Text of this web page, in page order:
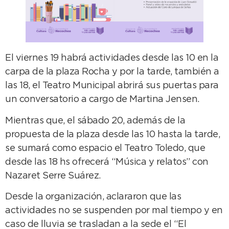
El viernes 19 habrá actividades desde las 10 en la
carpa de la plaza Rocha y por la tarde, también a
las 18, el Teatro Municipal abrirá sus puertas para
un conversatorio a cargo de Martina Jensen.
Mientras que, el sábado 20, además de la
propuesta de la plaza desde las 10 hasta la tarde,
se sumará como espacio el Teatro Toledo, que
desde las 18 hs ofrecerá “Música y relatos” con
Nazaret Serre Suárez.
Desde la organización, aclararon que las
actividades no se suspenden por mal tiempo y en
caso de lluvia se trasladan a la sede el “El